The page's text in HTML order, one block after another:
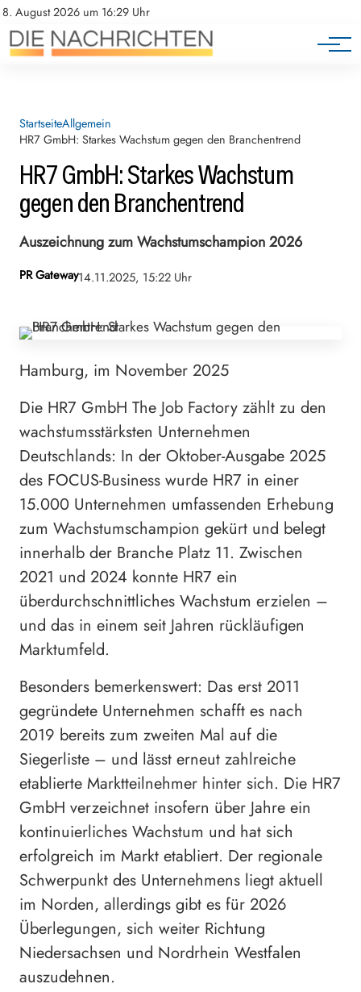
8. August 2026 um 16:29 Uhr
StartseiteAllgemein
HR7 GmbH: Starkes Wachstum gegen den Branchentrend
HR7 GmbH: Starkes Wachstum
gegen den Branchentrend
Auszeichnung zum Wachstumschampion 2026
PR Gateway14.11.2025, 15:22 Uhr
Hamburg, im November 2025
Die HR7 GmbH The Job Factory zählt zu den
wachstumsstärksten Unternehmen
Deutschlands: In der Oktober-Ausgabe 2025
des FOCUS-Business wurde HR7 in einer
15.000 Unternehmen umfassenden Erhebung
zum Wachstumschampion gekürt und belegt
innerhalb der Branche Platz 11. Zwischen
2021 und 2024 konnte HR7 ein
überdurchschnittliches Wachstum erzielen –
und das in einem seit Jahren rückläufigen
Marktumfeld.
Besonders bemerkenswert: Das erst 2011
gegründete Unternehmen schafft es nach
2019 bereits zum zweiten Mal auf die
Siegerliste – und lässt erneut zahlreiche
etablierte Marktteilnehmer hinter sich. Die HR7
GmbH verzeichnet insofern über Jahre ein
kontinuierliches Wachstum und hat sich
erfolgreich im Markt etabliert. Der regionale
Schwerpunkt des Unternehmens liegt aktuell
im Norden, allerdings gibt es für 2026
Überlegungen, sich weiter Richtung
Niedersachsen und Nordrhein Westfalen
auszudehnen.